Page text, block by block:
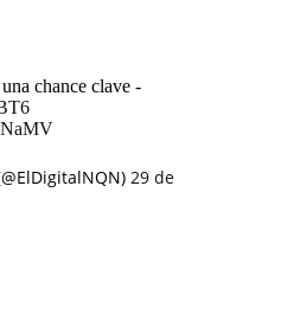
chance clave -
29 de